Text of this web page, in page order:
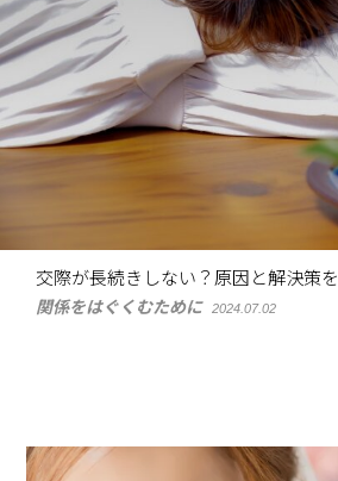
交際が長続きしない？原因と解決策
関係をはぐくむために 2024.07.02